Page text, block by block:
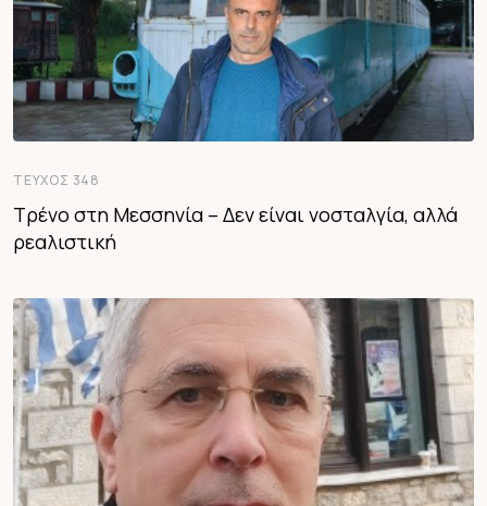
ΤΕΎΧΟΣ 348
Τρένο στη Μεσσηνία – Δεν είναι νοσταλγία, αλλά
ρεαλιστική